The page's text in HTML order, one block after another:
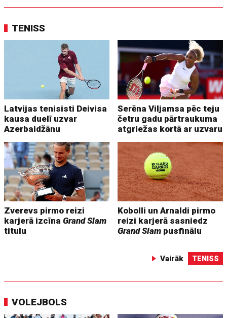
TENISS
Latvijas tenisisti Deivisa
kausa duelī uzvar
Azerbaidžānu
Serēna Viljamsa pēc teju
četru gadu pārtraukuma
atgriežas kortā ar uzvaru
Zverevs pirmo reizi
karjerā izcīnaGrand Slam
titulu
Kobolli un Arnaldi pirmo
reizi karjerā sasniedz
Grand Slam pusfinālu
Vairāk TENISS
VOLEJBOLS